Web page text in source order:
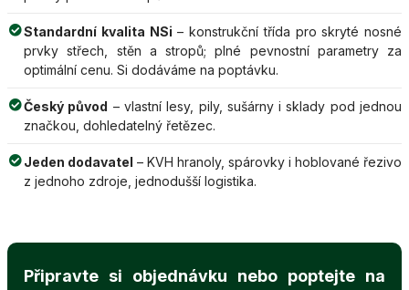
Standardní kvalita NSi – konstrukční třída pro skryté nosné
prvky střech, stěn a stropů; plné pevnostní parametry za
optimální cenu. Si dodáváme na poptávku.
Český původ – vlastní lesy, pily, sušárny i sklady pod jednou
značkou, dohledatelný řetězec.
Jeden dodavatel – KVH hranoly, spárovky i hoblované řezivo
z jednoho zdroje, jednodušší logistika.
Připravte si objednávku nebo poptejte na